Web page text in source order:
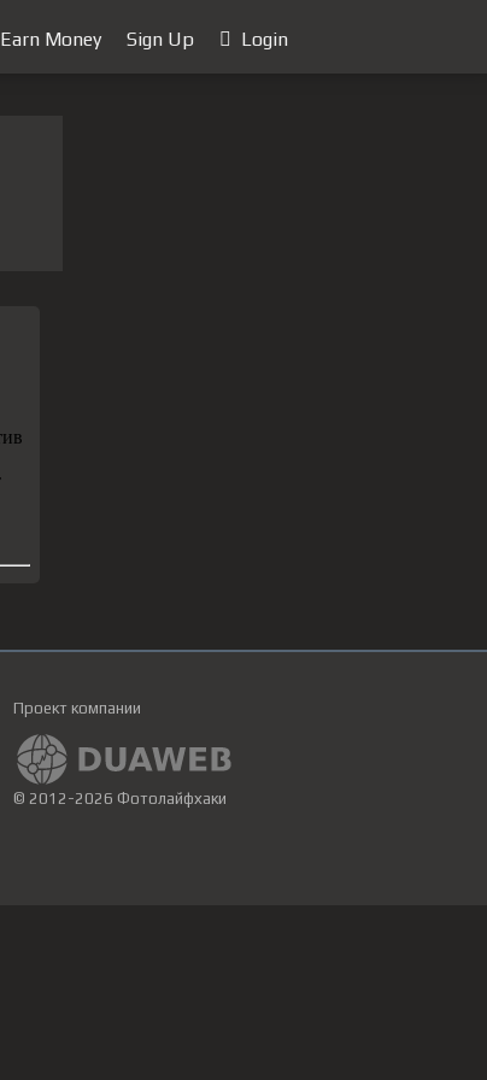
Earn Money Sign Up Login
Проект компании
© 2012-2026 Фотолайфхаки